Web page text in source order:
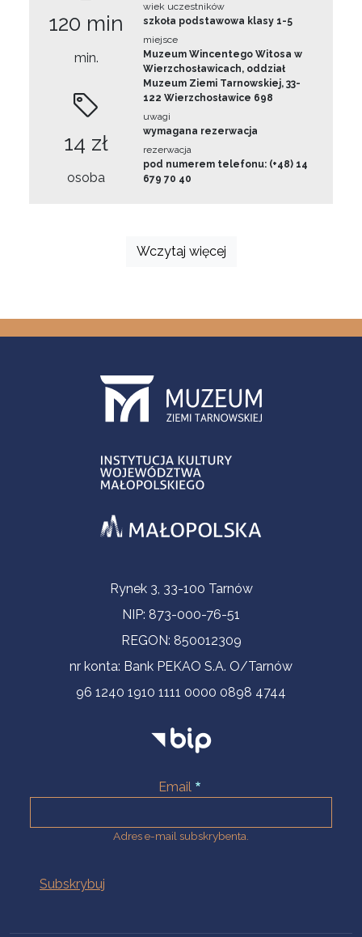
120 min
min.
14 zł
osoba
wiek uczestników
szkoła podstawowa klasy 1-5
miejsce
Muzeum Wincentego Witosa w
Wierzchosławicach, oddział
Muzeum Ziemi Tarnowskiej, 33-
122 Wierzchosławice 698
uwagi
wymagana rezerwacja
rezerwacja
pod numerem telefonu: (+48) 14
679 70 40
Wczytaj więcej
Informacje kontaktoweRynek 3, 33-100 Tarnów
NIP: 873-000-76-51
REGON: 850012309
nr konta: Bank PEKAO S.A. O/Tarnów
96 1240 1910 1111 0000 0898 4744
Email
Adres e-mail subskrybenta.